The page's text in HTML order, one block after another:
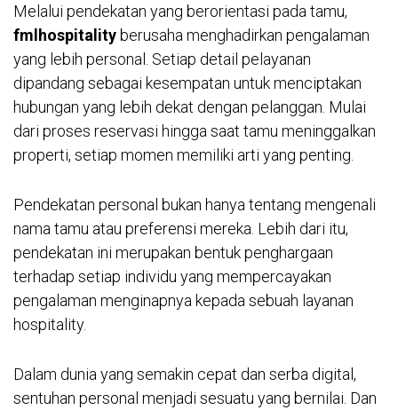
Melalui pendekatan yang berorientasi pada tamu,
fmlhospitality berusaha menghadirkan pengalaman
yang lebih personal. Setiap detail pelayanan
dipandang sebagai kesempatan untuk menciptakan
hubungan yang lebih dekat dengan pelanggan. Mulai
dari proses reservasi hingga saat tamu meninggalkan
properti, setiap momen memiliki arti yang penting.
Pendekatan personal bukan hanya tentang mengenali
nama tamu atau preferensi mereka. Lebih dari itu,
pendekatan ini merupakan bentuk penghargaan
terhadap setiap individu yang mempercayakan
pengalaman menginapnya kepada sebuah layanan
hospitality.
Dalam dunia yang semakin cepat dan serba digital,
sentuhan personal menjadi sesuatu yang bernilai. Dan